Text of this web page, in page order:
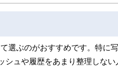
ェルジュを目指します。
選ぶのがおすすめです。特に
ュや履歴をあまり整理しない